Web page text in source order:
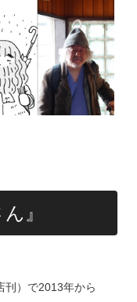
』
刊）で2013年から